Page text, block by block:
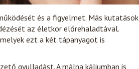
és a figyelmet. Más kutatások
az életkor előrehaladtával.
ezt a két tápanyagot is
gyulladást. A málna káliumban is